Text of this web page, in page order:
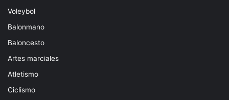
Voleybol
Balonmano
Baloncesto
Artes marciales
Atletismo
Ciclismo